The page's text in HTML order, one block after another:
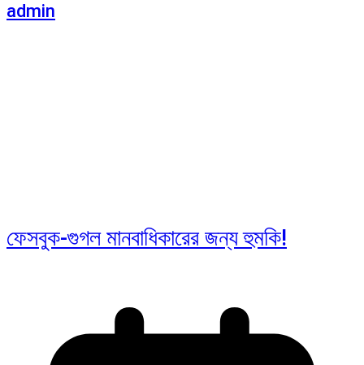
admin
ফেসবুক-গুগল মানবাধিকারের জন্য হুমকি!